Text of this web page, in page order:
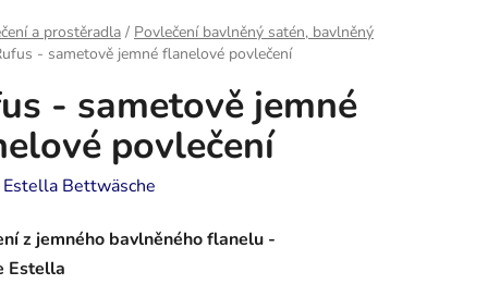
a prostěradla / Povlečení bavlněný satén, bavlněný
- sametově jemné flanelové povlečení
- sametově jemné
povlečení
Estella Bettwäsche
z jemného bavlněného flanelu -
Estella